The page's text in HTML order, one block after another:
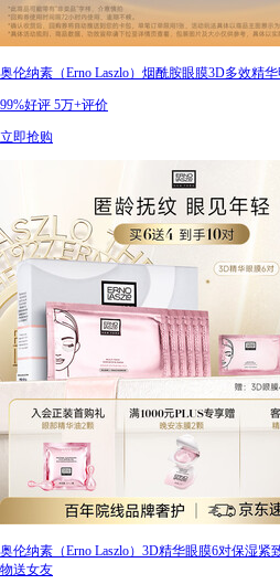
奥伦纳素（Erno Laszlo）烟酰胺眼膜3D多效精
99%好评 5万+评价
立即抢购
奥伦纳素（Erno Laszlo）3D精华眼膜6对保湿
物送女友